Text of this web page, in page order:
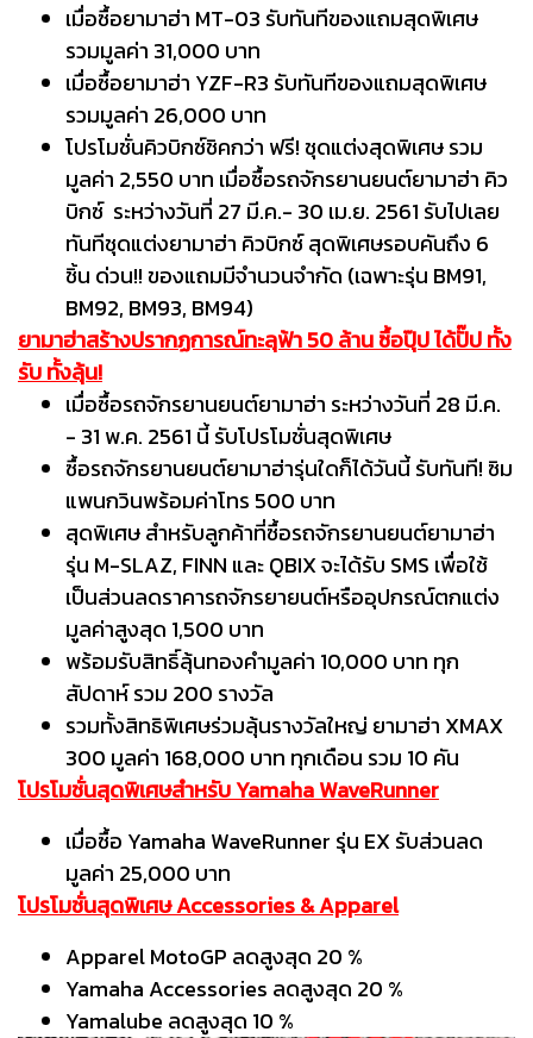
เมื่อซื้อยามาฮ่า MT-03 รับทันทีของแถมสุดพิเศษ
รวมมูลค่า 31,000 บาท
เมื่อซื้อยามาฮ่า YZF-R3 รับทันทีของแถมสุดพิเศษ
รวมมูลค่า 26,000 บาท
โปรโมชั่นคิวบิกซ์ชิคกว่า ฟรี! ชุดแต่งสุดพิเศษ รวม
มูลค่า 2,550 บาท เมื่อซื้อรถจักรยานยนต์ยามาฮ่า คิว
บิกซ์ ระหว่างวันที่ 27 มี.ค.- 30 เม.ย. 2561 รับไปเลย
ทันทีชุดแต่งยามาฮ่า คิวบิกซ์ สุดพิเศษรอบคันถึง 6
ชิ้น ด่วน!! ของแถมมีจำนวนจำกัด (เฉพาะรุ่น BM91,
BM92, BM93, BM94)
ยามาฮ่าสร้างปรากฏการณ์ทะลุฟ้า 50 ล้าน ซื้อปุ๊ป ได้ปั๊ป ทั้ง
รับ ทั้งลุ้น!
เมื่อซื้อรถจักรยานยนต์ยามาฮ่า ระหว่างวันที่ 28 มี.ค.
- 31 พ.ค. 2561 นี้ รับโปรโมชั่นสุดพิเศษ
ซื้อรถจักรยานยนต์ยามาฮ่ารุ่นใดก็ได้วันนี้ รับทันที! ซิม
แพนกวินพร้อมค่าโทร 500 บาท
สุดพิเศษ สำหรับลูกค้าที่ซื้อรถจักรยานยนต์ยามาฮ่า
รุ่น M-SLAZ, FINN และ QBIX จะได้รับ SMS เพื่อใช้
เป็นส่วนลดราคารถจักรยายนต์หรืออุปกรณ์ตกแต่ง
มูลค่าสูงสุด 1,500 บาท
พร้อมรับสิทธิ์ลุ้นทองคำมูลค่า 10,000 บาท ทุก
สัปดาห์ รวม 200 รางวัล
รวมทั้งสิทธิพิเศษร่วมลุ้นรางวัลใหญ่ ยามาฮ่า XMAX
300 มูลค่า 168,000 บาท ทุกเดือน รวม 10 คัน
โปรโมชั่นสุดพิเศษสำหรับ Yamaha WaveRunner
เมื่อซื้อ Yamaha WaveRunner รุ่น EX รับส่วนลด
มูลค่า 25,000 บาท
โปรโมชั่นสุดพิเศษ Accessories & Apparel
Apparel MotoGP ลดสูงสุด 20 %
Yamaha Accessories ลดสูงสุด 20 %
Yamalube ลดสูงสุด 10 %